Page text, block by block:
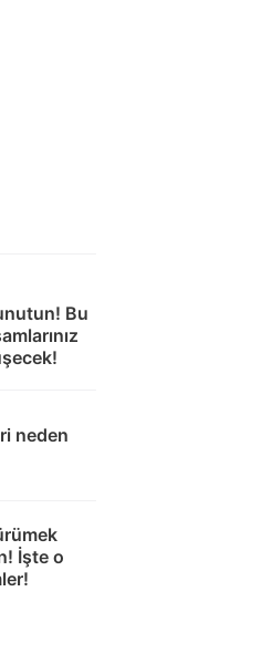
Bu
neden
İşte o